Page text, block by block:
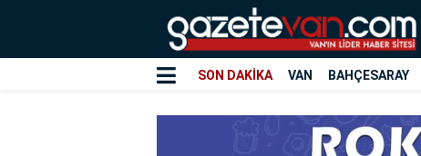
SON DAKİKA VAN BAHÇESARAY